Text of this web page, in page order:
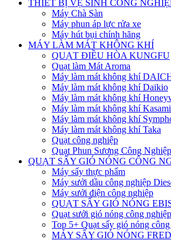
THIẾT BỊ VỆ SINH CÔNG
Máy Chà Sàn
Máy phun áp lực rửa xe
Máy hút bụi chính hãng
MÁY LÀM MÁT KHÔNG KHÍ
QUẠT ĐIỀU HÒA KUNGFU
Quạt làm Mát Aroma
Máy làm mát không khí
Máy làm mát không khí Daikio
Máy làm mát không khí
Máy làm mát không khí Kasami
Máy làm mát không khí
Máy làm mát không khí Taka
Quạt công nghiệp
Quạt Phun Sương Công Nghiệp
QUẠT SẤY GIÓ NÓNG CÔNG
Máy sấy thực phẩm
Máy sưởi dầu công nghiệp
Máy sưởi điện công nghiệp
QUẠT SẤY GIÓ NÓNG
Quạt sưởi gió nóng công
Top 5+ Quạt sấy gió nóng
MÁY SẤY GIÓ NÓNG FRED